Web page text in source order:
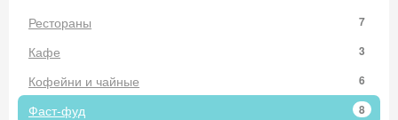
Рестораны 7
Кафе 3
Кофейни и чайные 6
Фаст-фуд 8